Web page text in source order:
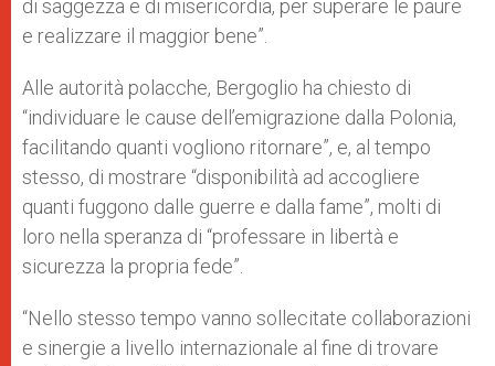
di saggezza e di misericordia, per superare le paure
e realizzare il maggior bene”.
Alle autorità polacche, Bergoglio ha chiesto di
“individuare le cause dell’emigrazione dalla Polonia,
facilitando quanti vogliono ritornare”, e, al tempo
stesso, di mostrare “disponibilità ad accogliere
quanti fuggono dalle guerre e dalla fame”, molti di
loro nella speranza di “professare in libertà e
sicurezza la propria fede”.
“Nello stesso tempo vanno sollecitate collaborazioni
e sinergie a livello internazionale al fine di trovare